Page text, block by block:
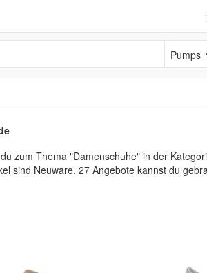
Pumps
zum Thema "Damenschuhe" in der
sind Neuware, 27 Angebote kannst du